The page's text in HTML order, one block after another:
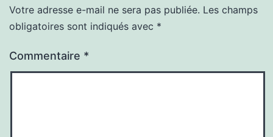
Votre adresse e-mail ne sera pas publiée. Les champs
obligatoires sont indiqués avec *
Commentaire *